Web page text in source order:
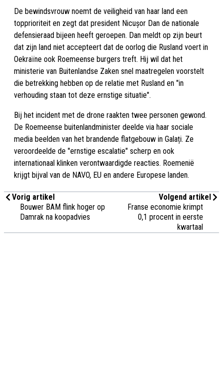
De bewindsvrouw noemt de veiligheid van haar land een
topprioriteit en zegt dat president Nicușor Dan de nationale
defensieraad bijeen heeft geroepen. Dan meldt op zijn beurt
dat zijn land niet accepteert dat de oorlog die Rusland voert in
Oekraïne ook Roemeense burgers treft. Hij wil dat het
ministerie van Buitenlandse Zaken snel maatregelen voorstelt
die betrekking hebben op de relatie met Rusland en "in
verhouding staan tot deze ernstige situatie".
Bij het incident met de drone raakten twee personen gewond.
De Roemeense buitenlandminister deelde via haar sociale
media beelden van het brandende flatgebouw in Galați. Ze
veroordeelde de "ernstige escalatie" scherp en ook
internationaal klinken verontwaardigde reacties. Roemenië
krijgt bijval van de NAVO, EU en andere Europese landen.
Vorig artikel
Bouwer BAM flink hoger op
Damrak na koopadvies
Volgend artikel
Franse economie krimpt
0,1 procent in eerste
kwartaal